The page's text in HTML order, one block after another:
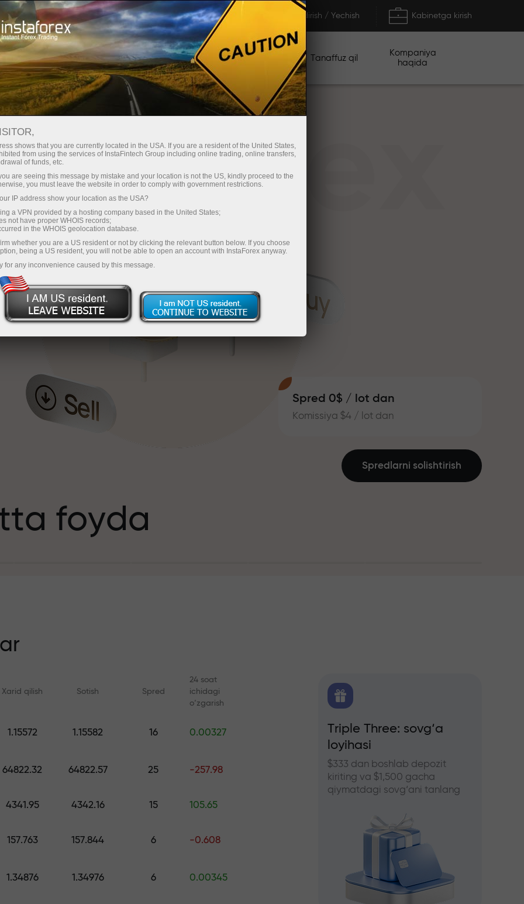
Hisob-varag'ini tez ochish Savdo platformasi To'ldirish / Yechish Kabinetga kirish
Endi ish
uchun
Investorlar uchun Hamkorlar uchun Promoaksiyalar Tanaffuz qil
Kompaniya
haqida
Spred 0$ / lot dan
Komissiya $4 / lot dan
foyda
uchun
jekpoti
$1,500 gacha qiymatdagi sovg‘ani tanlang
— foydangiz
Spredlarni solishtirish
Xarid qilish Sotish Spred
24 soat
ichidagi
o‘zgarish
1.15572 1.15582 16 0.00327
64822.32 64822.57 25 -257.98
4341.95 4342.16 15 105.65
157.763 157.844 6 -0.608
1.34876 1.34976 6 0.00345
Onlayn kurslar
va vebinarlar
FX.CO bilan analitika
Triple Three: sovg‘a
loyihasi
$333 dan boshlab depozit
kiriting va $1,500 gacha
qiymatdagi sovg‘ani tanlang
shows that you are currently located in the USA. If you are a resident of the United States,
from using the services of InstaFintech Group including online trading, online transfers,
of funds, etc.
are seeing this message by mistake and your location is not the US, kindly proceed to the
you must leave the website in order to comply with government restrictions.
IP address show your location as the USA?
a VPN provided by a hosting company based in the United States;
not have proper WHOIS records;
in the WHOIS geolocation database.
whether you are a US resident or not by clicking the relevant button below. If you choose
being a US resident, you will not be able to open an account with InstaForex anyway.
for any inconvenience caused by this message.